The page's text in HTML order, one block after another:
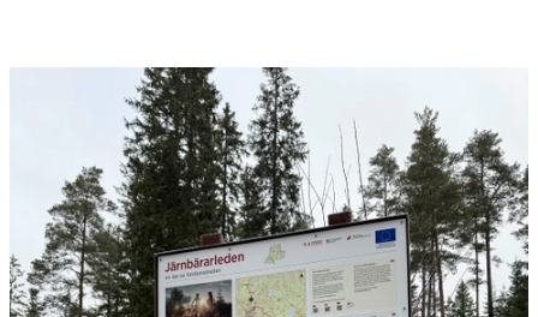
Bildspel